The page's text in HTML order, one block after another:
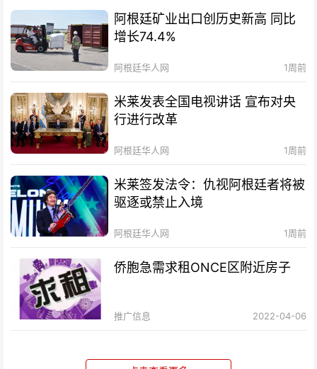
阿根廷矿业出口创历史新高 同比
增长74.4%
阿根廷华人网 1周前
米莱发表全国电视讲话 宣布对央
行进行改革
阿根廷华人网 1周前
米莱签发法令：仇视阿根廷者将被
驱逐或禁止入境
阿根廷华人网 1周前
侨胞急需求租ONCE区附近房子
推广信息 2022-04-06